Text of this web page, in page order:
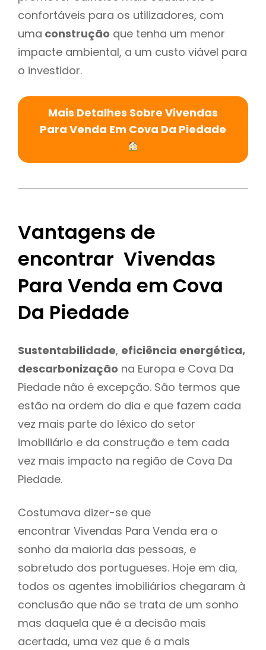
confortáveis para os utilizadores, com
uma construção que tenha um menor
impacte ambiental, a um custo viável para
o investidor.
Mais Detalhes Sobre Vivendas
Para Venda Em Cova Da Piedade
Vantagens de
encontrar Vivendas
Para Venda em Cova
Da Piedade
Sustentabilidade, eficiência energética,
descarbonização na Europa e Cova Da
Piedade não é excepção. São termos que
estão na ordem do dia e que fazem cada
vez mais parte do léxico do setor
imobiliário e da construção e tem cada
vez mais impacto na região de Cova Da
Piedade.
Costumava dizer-se que
encontrar Vivendas Para Venda era o
sonho da maioria das pessoas, e
sobretudo dos portugueses. Hoje em dia,
todos os agentes imobiliários chegaram à
conclusão que não se trata de um sonho
mas daquela que é a decisão mais
acertada, uma vez que é a mais